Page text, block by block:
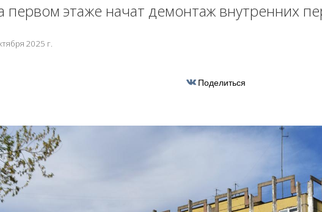
первом этаже начат демонтаж внутренних
2025 г.
Поделиться